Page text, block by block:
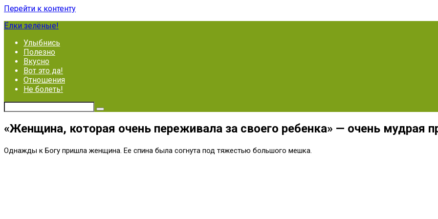
Перейти к контенту
Ёлки зелёные!
Улыбнись
Полезно
Вкусно
Вот это да!
Отношения
Не болеть!
«Женщина, которая очень переживала за своего ребенка» — очень мудрая
Однажды к Богу пришла женщина. Ее спина была согнута под тяжестью большого мешка.